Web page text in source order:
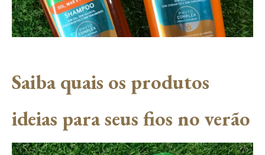
Saiba quais os produtos
ideias para seus fios no verão